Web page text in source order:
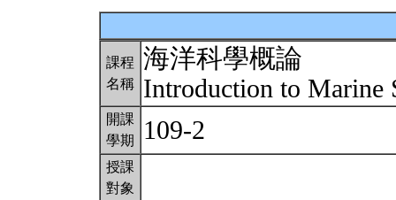
課程
名稱
海洋科學概論
Introduction to Marine
開課
學期
109-2
授課
對象